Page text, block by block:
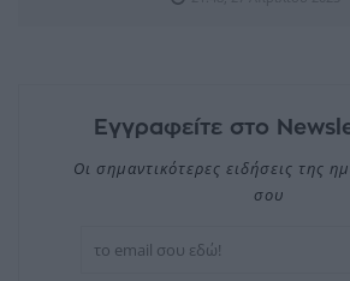
Εγγραφείτε στο
Οι σημαντικότερες ειδήσεις της
σου